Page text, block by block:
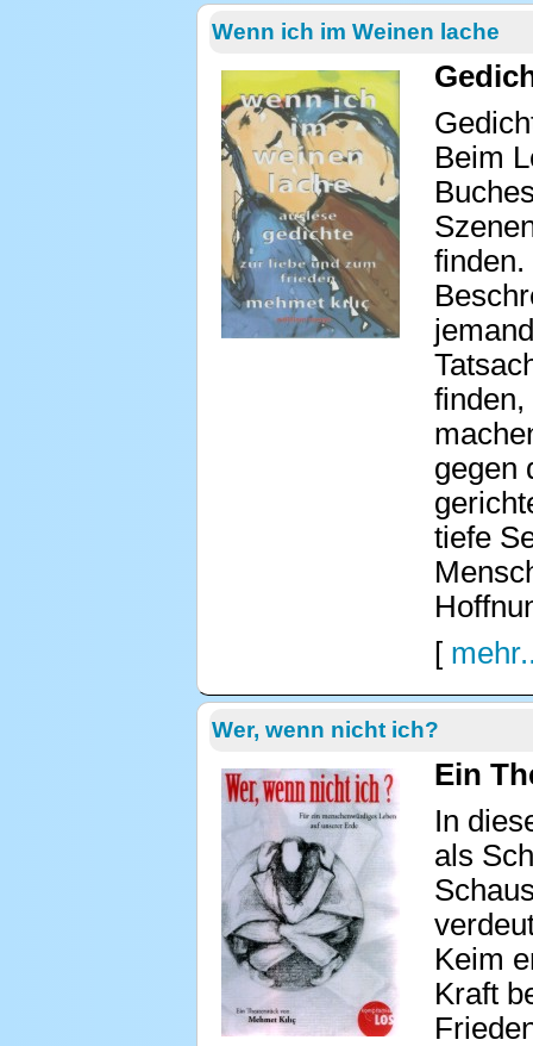
Wenn ich im Weinen lache
Beim
finden.
gegen
tiefe
[
Wer, wenn nicht ich?
Ein
In
als
Keim
Kraft